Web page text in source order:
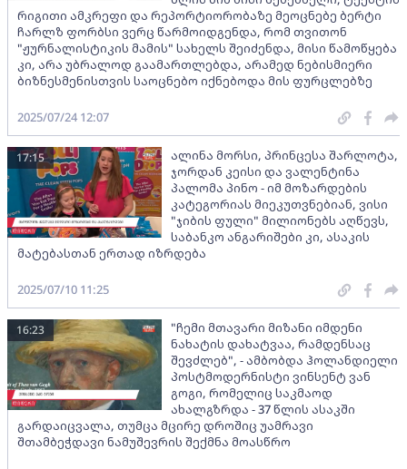
რიგითი ამკრეფი და რეპორტიორობაზე მეოცნებე ბერტი
ჩარლზ ფორბსი ვერც წარმოიდგენდა, რომ თვითონ
"ჟურნალისტიკის მამის" სახელს შეიძენდა, მისი წამოწყება
კი, არა უბრალოდ გაამართლებდა, არამედ ნებისმიერი
ბიზნესმენისთვის საოცნებო იქნებოდა მის ფურცლებზე
2025/07/24 12:07
ალინა მორსი, პრინცესა შარლოტა,
ჯორდან კეისი და ვალენტინა
პალომა პინო - იმ მოზარდების
კატეგორიას მიეკუთვნებიან, ვისი
"ჯიბის ფული" მილიონებს აღწევს,
საბანკო ანგარიშები კი, ასაკის
მატებასთან ერთად იზრდება
17:15
2025/07/10 11:25
"ჩემი მთავარი მიზანი იმდენი
ნახატის დახატვაა, რამდენსაც
შევძლებ", - ამბობდა ჰოლანდიელი
პოსტმოდერნისტი ვინსენტ ვან
გოგი, რომელიც საკმაოდ
ახალგზრდა - 37 წლის ასაკში
გარდაიცვალა, თუმცა მცირე დროშიც უამრავი
შთამბეჭდავი ნამუშევრის შექმნა მოასწრო
16:23